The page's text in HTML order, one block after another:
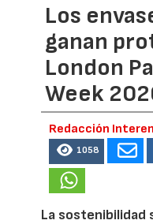
Los
ganan
London
Week
Redacción
1058
La sostenibilidad